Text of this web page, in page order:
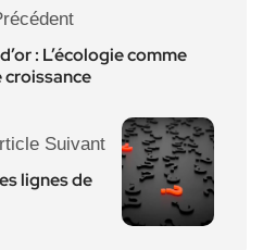
: L’écologie comme
croissance
Suivant
lignes de